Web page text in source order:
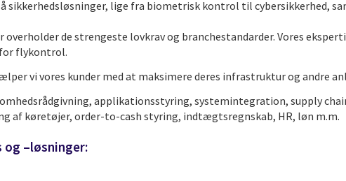
sikkerhedsløsninger, lige fra biometrisk kontrol til cybersikkerhed,
de strengeste lovkrav og branchestandarder. Vores
flykontrol.
vi vores kunder med at maksimere deres infrastruktur og andre
applikationsstyring, systemintegration, supply
køretøjer, order-to-cash styring, indtægtsregnskab, HR, løn m.m.
og –løsninger: